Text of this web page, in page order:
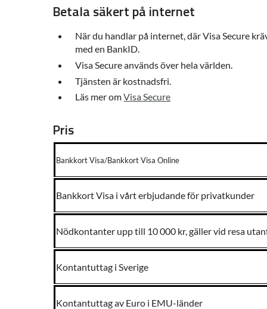
Betala säkert på internet
När du handlar på internet, där Visa Secure
med en BankID.
Visa Secure används över hela världen.
Tjänsten är kostnadsfri.
Läs mer omVisa Secure
Pris
Bankkort Visa/Bankkort Visa Online
Bankkort Visa i vårt erbjudande för privatkunder
Nödkontanter upp till 10 000 kr, gäller vid resa
Kontantuttag i Sverige
Kontantuttag av Euro i EMU-länder